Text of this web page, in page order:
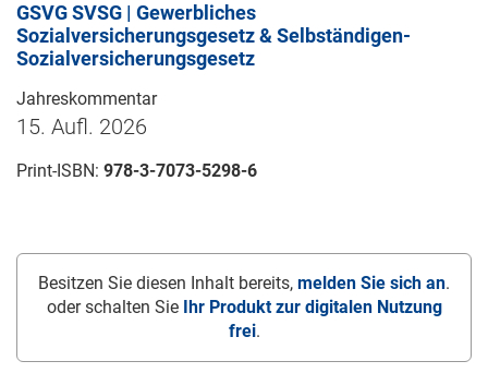
GSVG SVSG | Gewerbliches
Sozialversicherungsgesetz & Selbständigen-
Sozialversicherungsgesetz
Jahreskommentar
15. Aufl. 2026
Print-ISBN: 978-3-7073-5298-6
Besitzen Sie diesen Inhalt bereits, melden Sie sich an.
oder schalten Sie
Ihr Produkt zur digitalen Nutzung
frei.